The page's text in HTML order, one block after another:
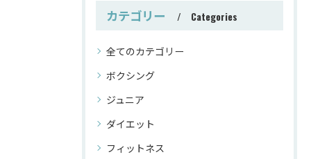
カテゴリー Categories
全てのカテゴリー
ボクシング
ジュニア
ダイエット
フィットネス